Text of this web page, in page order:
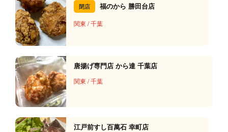
閉店 福のから 勝田台店
関東 /千葉
唐揚げ専門店 から達 千葉店
関東 /千葉
江戸前すし百萬石 幸町店